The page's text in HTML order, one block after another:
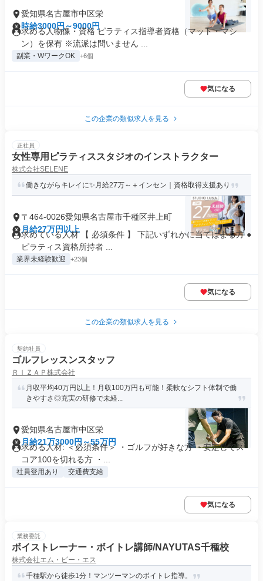
愛知県名古屋市中区栄
時給3000円～9000円
求める人物像・資格 ピラティス指導者資格（マット・マシ
ン）を保有 ※流派は問いません ...
副業・WワークOK +6個
気になる
この企業の類似求人を見る
正社員
女性専用ピラティススタジオのインストラクター
株式会社SELENE
働きながらキレイに✨月給27万～＋インセン｜資格取得支援あり
〒464-0026愛知県名古屋市千種区井上町
月給27万円以上
求めている人材 【 必須条件 】 下記いずれかに当てはまる方 ●
ピラティス資格所持者 ...
業界未経験歓迎 +23個
気になる
この企業の類似求人を見る
契約社員
ゴルフレッスンスタッフ
ＲＩＺＡＰ株式会社
月収平均40万円以上！月収100万円も可能！柔軟なシフト体制で働
きやすさ◎充実の研修で未経...
愛知県名古屋市中区栄
月給21万3000円～55万円
求める人材: ＜必須条件＞ ・ゴルフが好きな方 ・安定してス
コア100を切れる方 ・...
社員登用あり 交通費支給
気になる
業務委託
ボイストレーナー・ボイトレ講師/NAYUTAS千種校
株式会社エム・ピー・エス
千種駅から徒歩1分！マンツーマンのボイトレ指導。